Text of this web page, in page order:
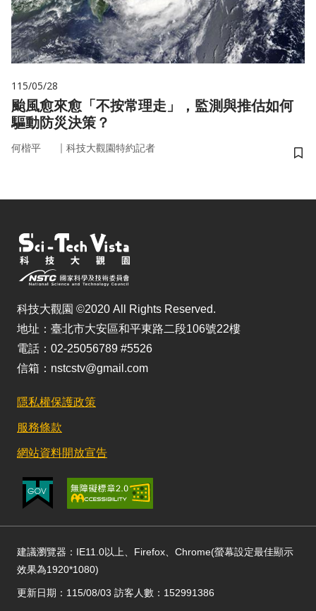
115/05/28
颱風愈來愈「不按常理走」，監測與推估如何
驅動防災決策？
何楷平 ｜ 科技大觀園特約記者
儲
科技大觀園 ©2020 All Rights Reserved.
地址：臺北市大安區和平東路二段106號22樓
電話：02-25056789 #5526
信箱：nstcstv@gmail.com
隱私權保護政策
服務條款
網站資料開放宣告
建議瀏覽器：IE11.0以上、Firefox、Chrome(螢幕設定最佳顯示
效果為1920*1080)
更新日期：115/08/03 訪客人數：152991386